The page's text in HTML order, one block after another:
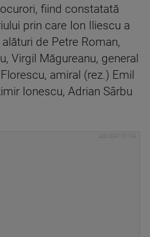
fiind constatată
prin care Ion Iliescu a
de Petre Roman,
Virgil Măgureanu, general
amiral (rez.) Emil
Ionescu, Adrian Sârbu